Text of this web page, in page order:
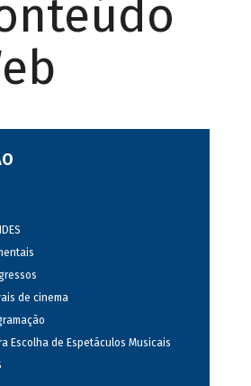
de cinema
Escolha de Espetáculos Musicais